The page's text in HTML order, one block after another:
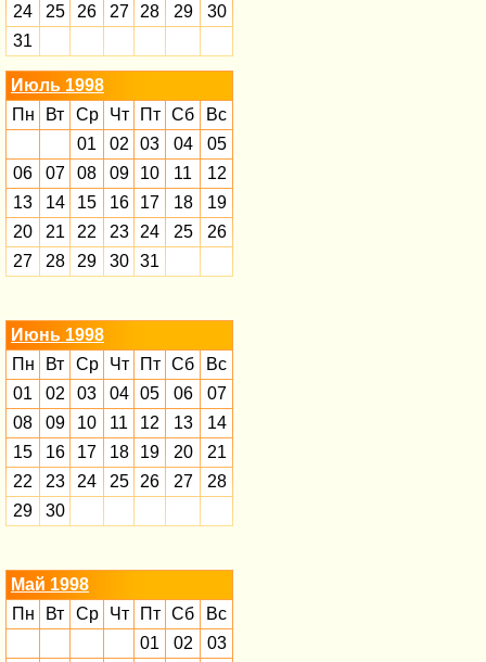
24
25 26 27 28 29
30
31
Июль 1998
Пн
Вт Ср Чт Пт Сб
Вс
01
02 03 04
05
06
07 08 09 10 11
12
13
14 15 16 17 18
19
20
21 22 23 24 25
26
27
28 29 30 31
Июнь 1998
Пн
Вт Ср Чт Пт Сб
Вс
01
02 03 04 05 06
07
08
09 10 11 12 13
14
15
16 17 18 19 20
21
22
23 24 25 26 27
28
29
30
Май 1998
Пн
Вт Ср Чт Пт Сб
Вс
01
02
03